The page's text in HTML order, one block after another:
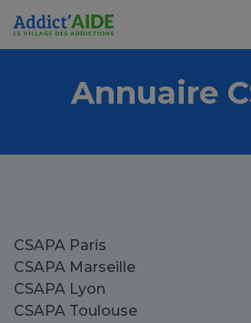
Aller au contenu principal
Annuaire
CSAPA Paris
CSAPA Marseille
CSAPA Lyon
CSAPA Toulouse
Panneau de gestion des cookies